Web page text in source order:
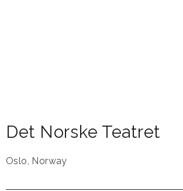
Det Norske Teatret
Oslo, Norway